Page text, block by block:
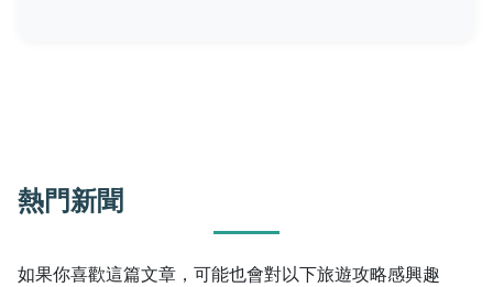
熱門新聞
如果你喜歡這篇文章，可能也會對以下旅遊攻略感興趣